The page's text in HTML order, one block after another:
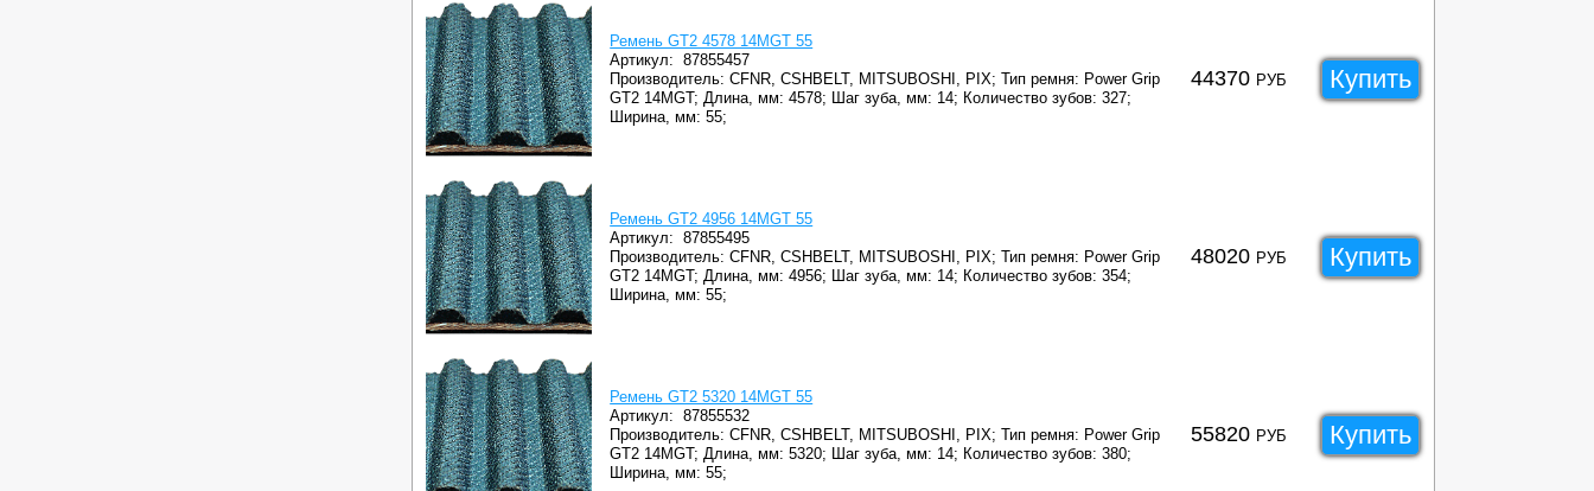
Ремень GT2 4578 14MGT 55
Артикул:87855457
Производитель: CFNR, CSHBELT, MITSUBOSHI, PIX; Тип ремня: Power Grip
GT2 14MGT; Длина, мм: 4578; Шаг зуба, мм: 14; Количество зубов: 327;
Ширина, мм: 55;
44370 РУБ Купить
Ремень GT2 4956 14MGT 55
Артикул:87855495
Производитель: CFNR, CSHBELT, MITSUBOSHI, PIX; Тип ремня: Power Grip
GT2 14MGT; Длина, мм: 4956; Шаг зуба, мм: 14; Количество зубов: 354;
Ширина, мм: 55;
48020 РУБ Купить
Ремень GT2 5320 14MGT 55
Артикул:87855532
Производитель: CFNR, CSHBELT, MITSUBOSHI, PIX; Тип ремня: Power Grip
GT2 14MGT; Длина, мм: 5320; Шаг зуба, мм: 14; Количество зубов: 380;
Ширина, мм: 55;
55820 РУБ Купить